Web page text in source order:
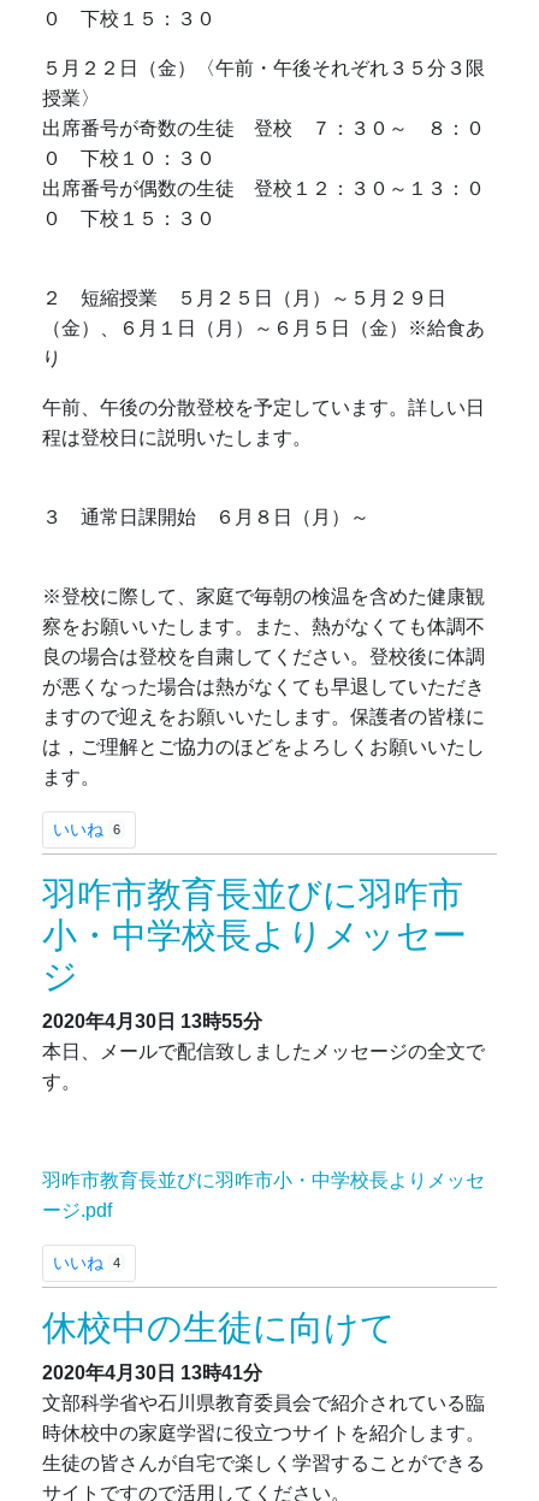
０ 下校１５：３０
５月２２日（金）〈午前・午後それぞれ３５分３限
授業〉
出席番号が奇数の生徒 登校 ７：３０～ ８：０
０ 下校１０：３０
出席番号が偶数の生徒 登校１２：３０～１３：０
０ 下校１５：３０
２ 短縮授業 ５月２５日（月）～５月２９日
（金）、６月１日（月）～６月５日（金）※給食あ
り
午前、午後の分散登校を予定しています。詳しい日
程は登校日に説明いたします。
３ 通常日課開始 ６月８日（月）～
※登校に際して、家庭で毎朝の検温を含めた健康観
察をお願いいたします。また、熱がなくても体調不
良の場合は登校を自粛してください。登校後に体調
が悪くなった場合は熱がなくても早退していただき
ますので迎えをお願いいたします。保護者の皆様に
は，ご理解とご協力のほどをよろしくお願いいたし
ます。
いいね 6
羽咋市教育長並びに羽咋市
小・中学校長よりメッセー
ジ
2020年4月30日 13時55分
本日、メールで配信致しましたメッセージの全文で
す。
羽咋市教育長並びに羽咋市小・中学校長よりメッセ
ージ.pdf
いいね 4
休校中の生徒に向けて
2020年4月30日 13時41分
文部科学省や石川県教育委員会で紹介されている臨
時休校中の家庭学習に役立つサイトを紹介します。
生徒の皆さんが自宅で楽しく学習することができる
サイトですので活用してください。